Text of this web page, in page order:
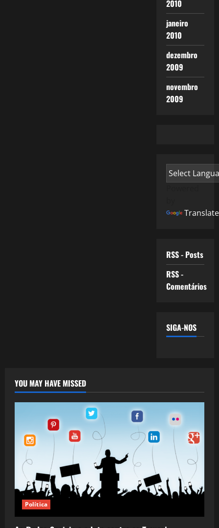
2010
janeiro
2010
dezembro
2009
novembro
2009
Translate
RSS - Posts
RSS -
Comentários
SIGA-NOS
YOU MAY HAVE MISSED
Política